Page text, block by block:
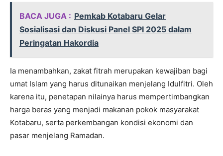
BACA JUGA : Pemkab Kotabaru Gelar
Sosialisasi dan Diskusi Panel SPI 2025 dalam
Peringatan Hakordia
Ia menambahkan, zakat fitrah merupakan kewajiban bagi
umat Islam yang harus ditunaikan menjelang Idulfitri. Oleh
karena itu, penetapan nilainya harus mempertimbangkan
harga beras yang menjadi makanan pokok masyarakat
Kotabaru, serta perkembangan kondisi ekonomi dan
pasar menjelang Ramadan.